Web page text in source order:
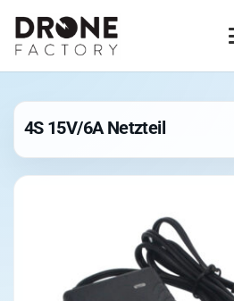
4S 15V/6A Netzteil